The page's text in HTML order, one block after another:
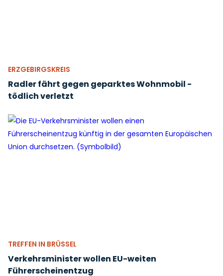
ERZGEBIRGSKREIS
Radler fährt gegen geparktes Wohnmobil -
tödlich verletzt
TREFFEN IN BRÜSSEL
Verkehrsminister wollen EU-weiten
Führerscheinentzug